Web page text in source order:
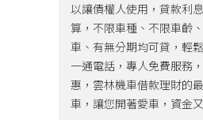
以讓債權人使用，貸款利
算，不限車種、不限車齡
車、有無分期均可貸，輕
一通電話，專人免費服務
惠，雲林機車借款理財的
車，讓您開著愛車，資金